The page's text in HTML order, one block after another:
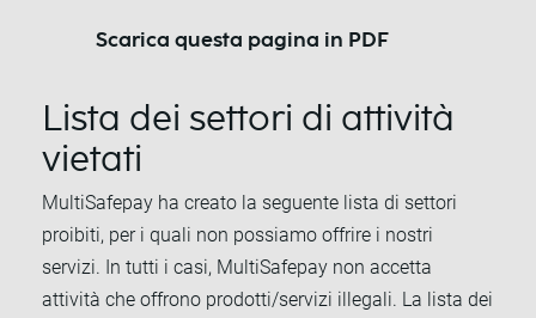
Scarica questa pagina in PDF
Lista dei settori di attività
vietati
MultiSafepay ha creato la seguente lista di settori
proibiti, per i quali non possiamo offrire i nostri
servizi. In tutti i casi, MultiSafepay non accetta
attività che offrono prodotti/servizi illegali. La lista dei